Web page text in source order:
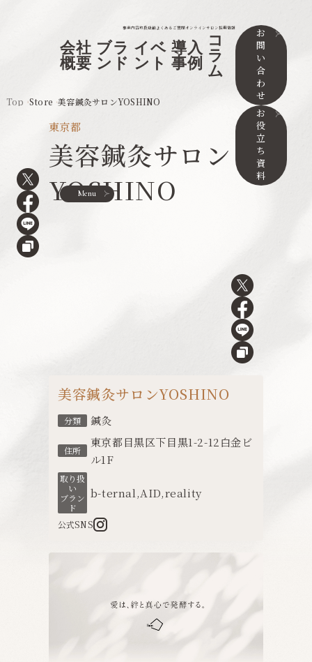
事業内容取扱店舗よくあるご質問オンラインサロン採用情報
会社
概要
ブラ
ンド
イベ
ント
導入
事例
コ
ラ
ム
お
問
い
合
わ
せ
お
役
立
ち
資
料
Menu
Top Store 美容鍼灸サロンYOSHINO
東京都
美容鍼灸サロン
YOSHINO
美容鍼灸サロンYOSHINO
分類 鍼灸
住所
東京都目黒区下目黒1-2-12白金ビ
ル1F
取り扱
い
ブラン
ド
b-ternal,AID,reality
公式SNS